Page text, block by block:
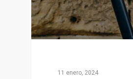
11 enero, 2024